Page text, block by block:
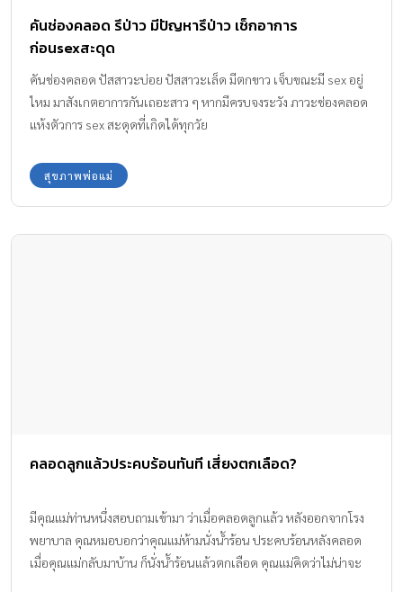
คันช่องคลอด รึป่าว มีปัญหารึป่าว เช็กอาการ
ก่อนsexสะดุด
คันช่องคลอด ปัสสาวะบ่อย ปัสสาวะเล็ด มีตกขาว เจ็บขณะมี sex อยู่
ไหม มาสังเกตอาการกันเถอะสาว ๆ หากมีครบจงระวัง ภาวะช่องคลอด
แห้งตัวการ sex สะดุดที่เกิดได้ทุกวัย
สุขภาพพ่อแม่
คลอดลูกแล้วประคบร้อนทันที เสี่ยงตกเลือด?
มีคุณแม่ท่านหนึ่งสอบถามเข้ามา ว่าเมื่อคลอดลูกแล้ว หลังออกจากโรง
พยาบาล คุณหมอบอกว่าคุณแม่ห้ามนั่งน้ำร้อน ประคบร้อนหลังคลอด
เมื่อคุณแม่กลับมาบ้าน ก็นั่งน้ำร้อนแล้วตกเลือด คุณแม่คิดว่าไม่น่าจะ